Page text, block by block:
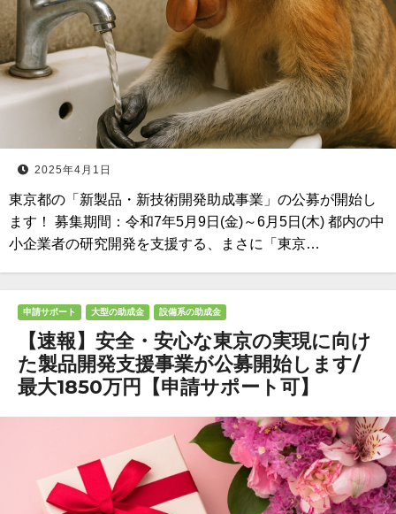
2025年4月1日
東京都の「新製品・新技術開発助成事業」の公募が開始し
ます！ 募集期間：令和7年5月9日(金)～6月5日(木) 都内の中
小企業者の研究開発を支援する、まさに「東京…
申請サポート 大型の助成金 設備系の助成金
【速報】安全・安心な東京の実現に向け
た製品開発支援事業が公募開始します/
最大1850万円【申請サポート可】